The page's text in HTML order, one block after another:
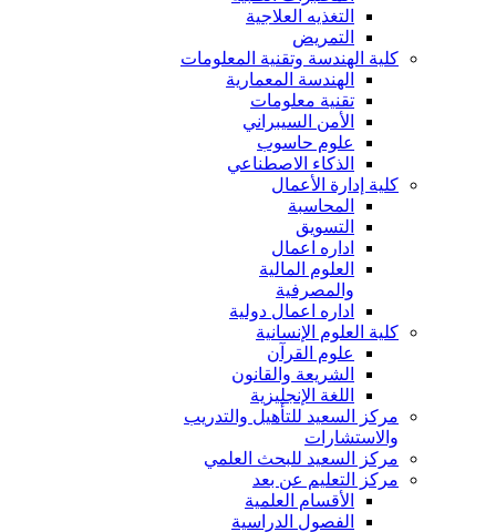
التغذيه العلاجية
التمريض
كلية الهندسة وتقنية المعلومات
الهندسة المعمارية
تقنية معلومات
الأمن السيبراني
علوم حاسوب
الذكاء الاصطناعي
كلية إدارة الأعمال
المحاسبة
التسويق
اداره اعمال
العلوم المالية
والمصرفية
اداره اعمال دولية
كلية العلوم الإنسانية
علوم القرآن
الشريعة والقانون
اللغة الإنجليزية
مركز السعيد للتأهيل والتدريب
والاستشارات
مركز السعيد للبحث العلمي
مركز التعليم عن بعد
الأقسام العلمية
الفصول الدراسية